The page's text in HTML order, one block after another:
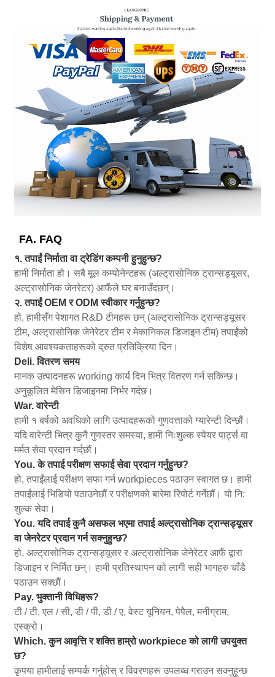
FA. FAQ
१. तपाईं निर्माता वा ट्रेडिंग कम्पनी हुनुहुन्छ?
हामी निर्माता हो। सबै मूल कम्पोनेन्टहरू (अल्ट्रासोनिक ट्रान्सड्यूसर,
अल्ट्रासोनिक जेनरेटर) आफैंले घर बनाउँदछन्।
२. तपाईं OEM र ODM स्वीकार गर्नुहुन्छ?
हो, हामीसँग पेशागत R&D टीमहरू छन् (अल्ट्रासोनिक ट्रान्सड्यूसर
टीम, अल्ट्रासोनिक जेनेरेटर टीम र मेकानिकल डिजाइन टीम) तपाईंको
विशेष आवश्यकताहरूको द्रुत प्रतिक्रिया दिन।
Deli. वितरण समय
मानक उत्पादनहरू working कार्य दिन भित्र वितरण गर्न सकिन्छ।
अनुकूलित मेसिन डिजाइनमा निर्भर गर्दछ।
War. वारेन्टी
हामी १ बर्षको अवधिको लागि उत्पादहरूको गुणवत्ताको ग्यारेन्टी दिन्छौं।
यदि वारेन्टी भित्र कुनै गुणस्तर समस्या, हामी निःशुल्क स्पेयर पार्ट्स वा
मर्मत सेवा प्रदान गर्दछौं।
You. के तपाई परीक्षण सफाई सेवा प्रदान गर्नुहुन्छ?
हो, तपाईंलाई परीक्षण सफा गर्न workpieces पठाउन स्वागत छ। हामी
तपाईंलाई भिडियो पठाउनेछौं र परीक्षणको बारेमा रिपोर्ट गर्नेछौं। यो नि:
शुल्क सेवा।
You. यदि तपाई कुनै असफल भएमा तपाई अल्ट्रासोनिक ट्रान्सड्यूसर
वा जेनरेटर प्रदान गर्न सक्नुहुन्छ?
हो, अल्ट्रासोनिक ट्रान्सड्यूसर र अल्ट्रासोनिक जेनेरेटर आफैं द्वारा
डिजाइन र निर्मित छन्। हामी प्रतिस्थापन को लागी सही भागहरु चाँडै
पठाउन सक्छौं।
Pay. भुक्तानी विधिहरू?
टी / टी, एल / सी, डी / पी, डी / ए, वेस्ट यूनियन, पेपैल, मनीग्राम,
एस्क्रो।
Which. कुन आवृत्ति र शक्ति हाम्रो workpiece को लागी उपयुक्त
छ?
कृपया हामीलाई सम्पर्क गर्नुहोस् र विवरणहरू उपलब्ध गराउन सक्नुहुन्छ